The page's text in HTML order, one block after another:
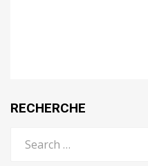
RECHERCHE
for: